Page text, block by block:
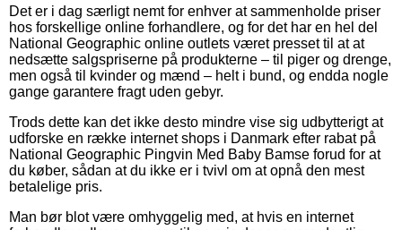
Det er i dag særligt nemt for enhver at sammenholde priser
hos forskellige online forhandlere, og for det har en hel del
National Geographic online outlets været presset til at at
nedsætte salgspriserne på produkterne – til piger og drenge,
men også til kvinder og mænd – helt i bund, og endda nogle
gange garantere fragt uden gebyr.
Trods dette kan det ikke desto mindre vise sig udbytterigt at
udforske en række internet shops i Danmark efter rabat på
National Geographic Pingvin Med Baby Bamse forud for at
du køber, sådan at du ikke er i tvivl om at opnå den mest
betalelige pris.
Man bør blot være omhyggelig med, at hvis en internet